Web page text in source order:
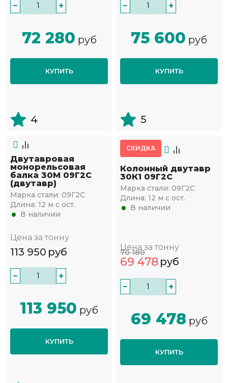
− +
72 280 руб
КУПИТЬ
4
− +
75 600 руб
КУПИТЬ
5
Двутавровая
монорельсовая
балка 30М 09Г2С
(двутавр)
Марка стали: 09Г2С
Длина: 12 м с ост.
В наличии
Цена за тонну
113 950 руб
− +
113 950 руб
КУПИТЬ
СКИДКА
Колонный двутавр
30К1 09Г2С
Марка стали: 09Г2С
Длина: 12 м с ост.
В наличии
Цена за тонну
70 180
69 478 руб
− +
69 478 руб
КУПИТЬ